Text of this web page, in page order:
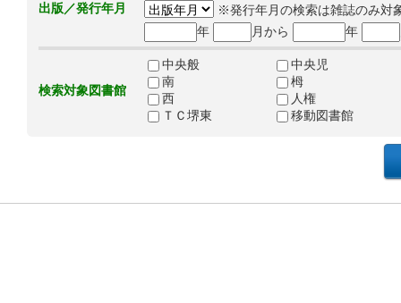
出版／発行年月
※発行年月の検索は雑誌のみ対
年
月から 年
検索対象図書館
中央般
中央児
南
栂
西
人権
ＴＣ堺東
移動図書館